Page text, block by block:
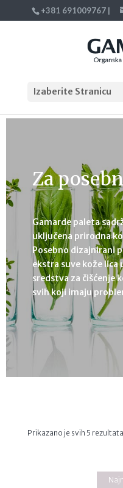
+381 691009767 |
Izaberite Stranicu
Za
Gamarde paleta
uključena prirodna
Posebno dizajnirani
ekstra suve kože
sredstva za čišćenje
svih koji imaju
Prikazano je svih 5 rezultata